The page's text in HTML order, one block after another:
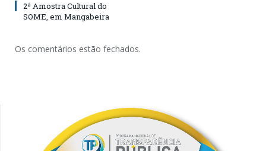
2ª Amostra Cultural do
SOME, em Mangabeira
Os comentários estão fechados.